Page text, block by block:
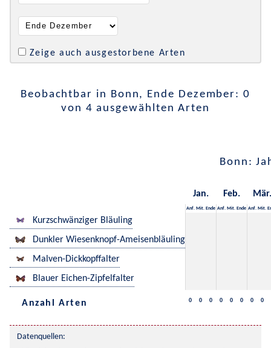
Zeige auch ausgestorbene Arten
Beobachtbar in Bonn, Ende Dezember: 0
von 4 ausgewählten Arten
Bonn:
Jan. Feb. Mär.
Anf. Mit. Ende Anf. Mit. Ende Anf. Mit.
Kurzschwänziger Bläuling
Dunkler Wiesenknopf-Ameisenbläuling
Malven-Dickkopffalter
Blauer Eichen-Zipfelfalter
Anzahl Arten 0 0 0 0 0 0 0 0
Datenquellen: